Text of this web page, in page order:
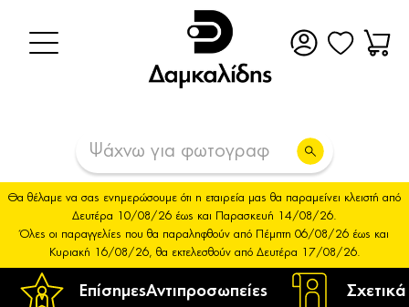
ΕπίσημεςΑντιπροσωπείες
Θα θέλαμε να σας ενημερώσουμε ότι η εταιρεία μας θα παραμείνει κλειστή από
Δευτέρα 10/08/26 έως και Παρασκευή 14/08/26.
Όλες οι παραγγελίες που θα παραληφθούν από Πέμπτη 06/08/26 έως και
Κυριακή 16/08/26, θα εκτελεσθούν από Δευτέρα 17/08/26.